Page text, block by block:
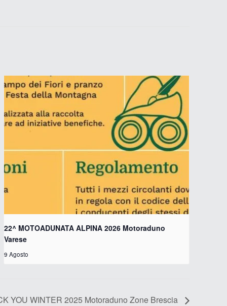
22^ MOTOADUNATA ALPINA 2026 Motoraduno
Varese
9 Agosto
YOU WINTER 2025 Motoraduno Zone Brescia